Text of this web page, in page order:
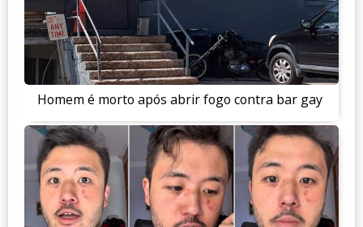
Homem é morto após abrir fogo contra bar gay